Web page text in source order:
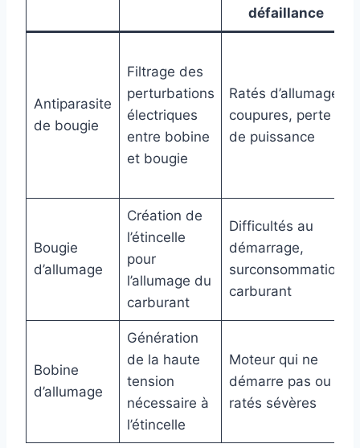
défaillance
Antiparasite
de bougie
Filtrage des
perturbations
électriques
entre bobine
et bougie
Ratés d’allumage,
coupures, perte
de puissance
Bougie
d’allumage
Création de
l’étincelle
pour
l’allumage du
carburant
Difficultés au
démarrage,
surconsommation
carburant
Bobine
d’allumage
Génération
de la haute
tension
nécessaire à
l’étincelle
Moteur qui ne
démarre pas ou
ratés sévères